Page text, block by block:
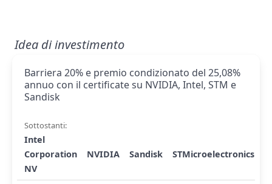
Idea di investimento
Barriera 20% e premio condizionato del 25,08%
annuo con il certificate su NVIDIA, Intel, STM e
Sandisk
Sottostanti:
Intel
Corporation
NVIDIA Sandisk
STMicroelectronics
NV